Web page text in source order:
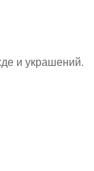
и украшений.